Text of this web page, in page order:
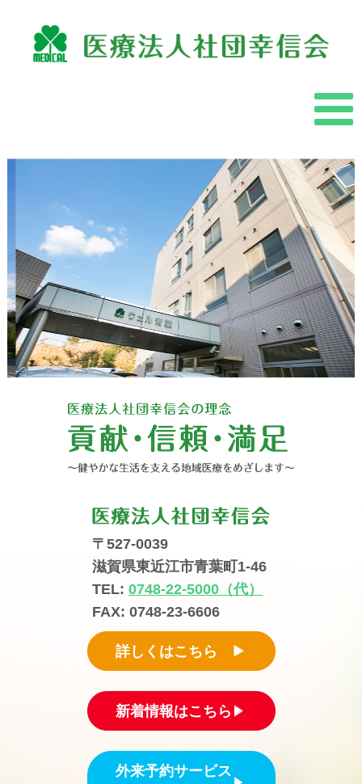
〒527-0039
滋賀県東近江市青葉町1-46
TEL: 0748-22-5000（代）
FAX: 0748-23-6606
詳しくはこちら
新着情報はこちら
外来予約サービス